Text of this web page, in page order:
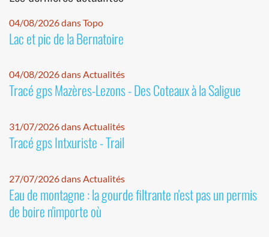
04/08/2026 dans Topo
Lac et pic de la Bernatoire
04/08/2026 dans Actualités
Tracé gps Mazères-Lezons - Des Coteaux à la Saligue
31/07/2026 dans Actualités
Tracé gps Intxuriste - Trail
27/07/2026 dans Actualités
Eau de montagne : la gourde filtrante n'est pas un permis
de boire n'importe où